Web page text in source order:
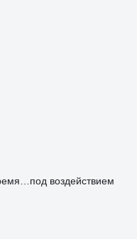
воздействием